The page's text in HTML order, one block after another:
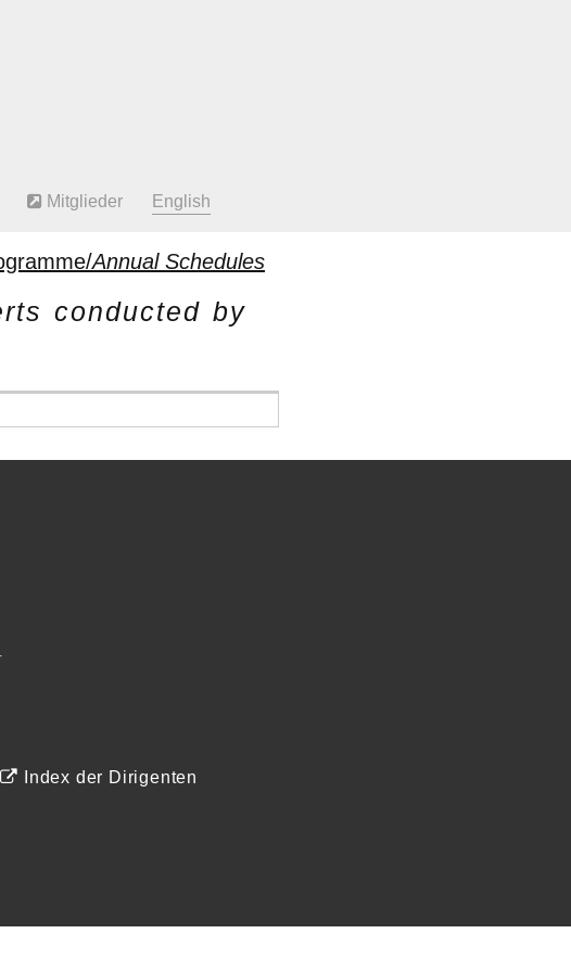
Mitglieder English
Annual Schedules
conducted by
Index der Dirigenten